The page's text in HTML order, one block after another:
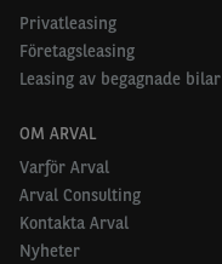
Privatleasing
Företagsleasing
Leasing av begagnade bilar
OM ARVAL
Varför Arval
Arval Consulting
Kontakta Arval
Nyheter